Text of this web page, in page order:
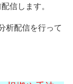
信します。
析配信を行って